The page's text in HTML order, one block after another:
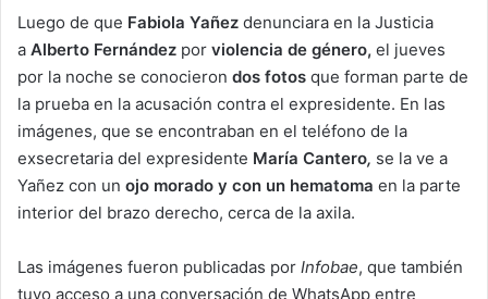
Luego de que Fabiola Yañez denunciara en la Justicia
a Alberto Fernández por violencia de género, el jueves
por la noche se conocieron dos fotos que forman parte de
la prueba en la acusación contra el expresidente. En las
imágenes, que se encontraban en el teléfono de la
exsecretaria del expresidente María Cantero, se la ve a
Yañez con un ojo morado y con un hematoma en la parte
interior del brazo derecho, cerca de la axila.
Las imágenes fueron publicadas por Infobae, que también
tuvo acceso a una conversación de WhatsApp entre